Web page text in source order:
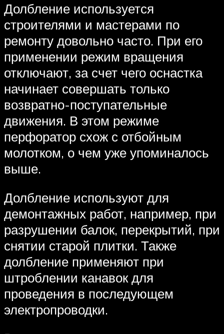
Долбление используется
строителями и мастерами по
ремонту довольно часто. При его
применении режим вращения
отключают, за счет чего оснастка
начинает совершать только
возвратно-поступательные
движения. В этом режиме
перфоратор схож с отбойным
молотком, о чем уже упоминалось
выше.
Долбление используют для
демонтажных работ, например, при
разрушении балок, перекрытий, при
снятии старой плитки. Также
долбление применяют при
штроблении канавок для
проведения в последующем
электропроводки.